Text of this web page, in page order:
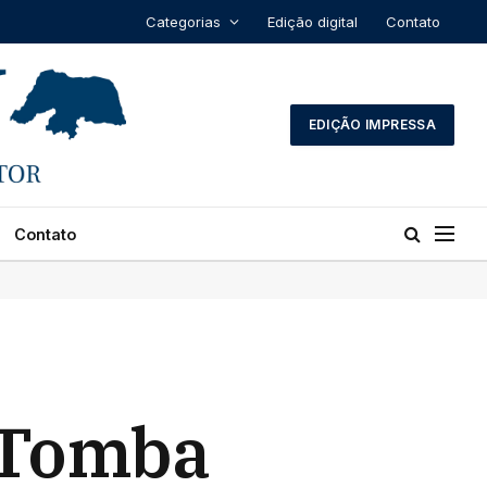
Categorias Edição digital Contato
EDIÇÃO IMPRESSA
Contato